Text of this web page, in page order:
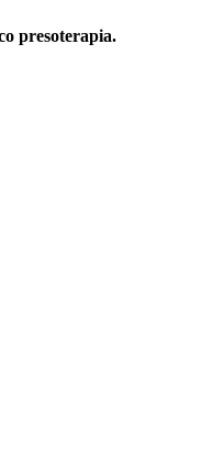
presoterapia.